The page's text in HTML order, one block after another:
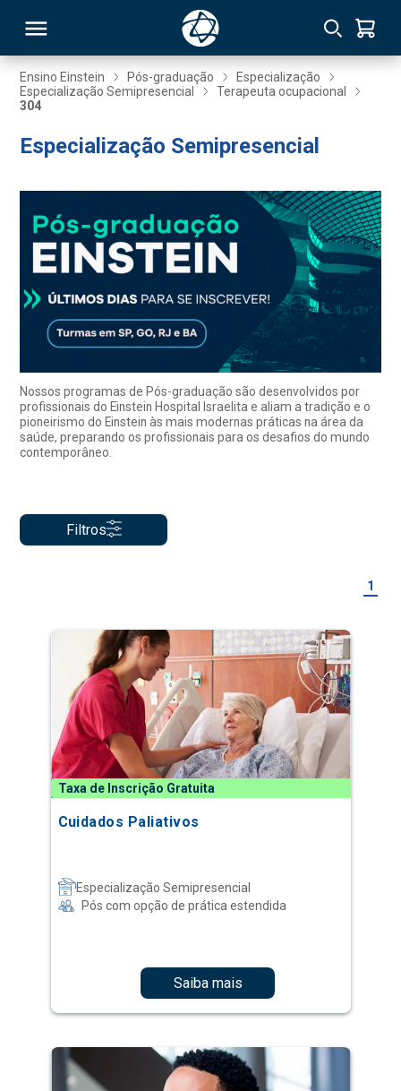
Ensino Einstein Pós-graduação
Especialização
Especialização Semipresencial
Terapeuta ocupacional
304
Especialização Semipresencial
Nossos programas de Pós-graduação são desenvolvidos por
profissionais do Einstein Hospital Israelita e aliam a tradição e o
pioneirismo do Einstein às mais modernas práticas na área da
saúde, preparando os profissionais para os desafios do mundo
contemporâneo.
Filtros
1
Taxa de Inscrição Gratuita
Cuidados Paliativos
Especialização Semipresencial
Pós com opção de prática estendida
Saiba mais